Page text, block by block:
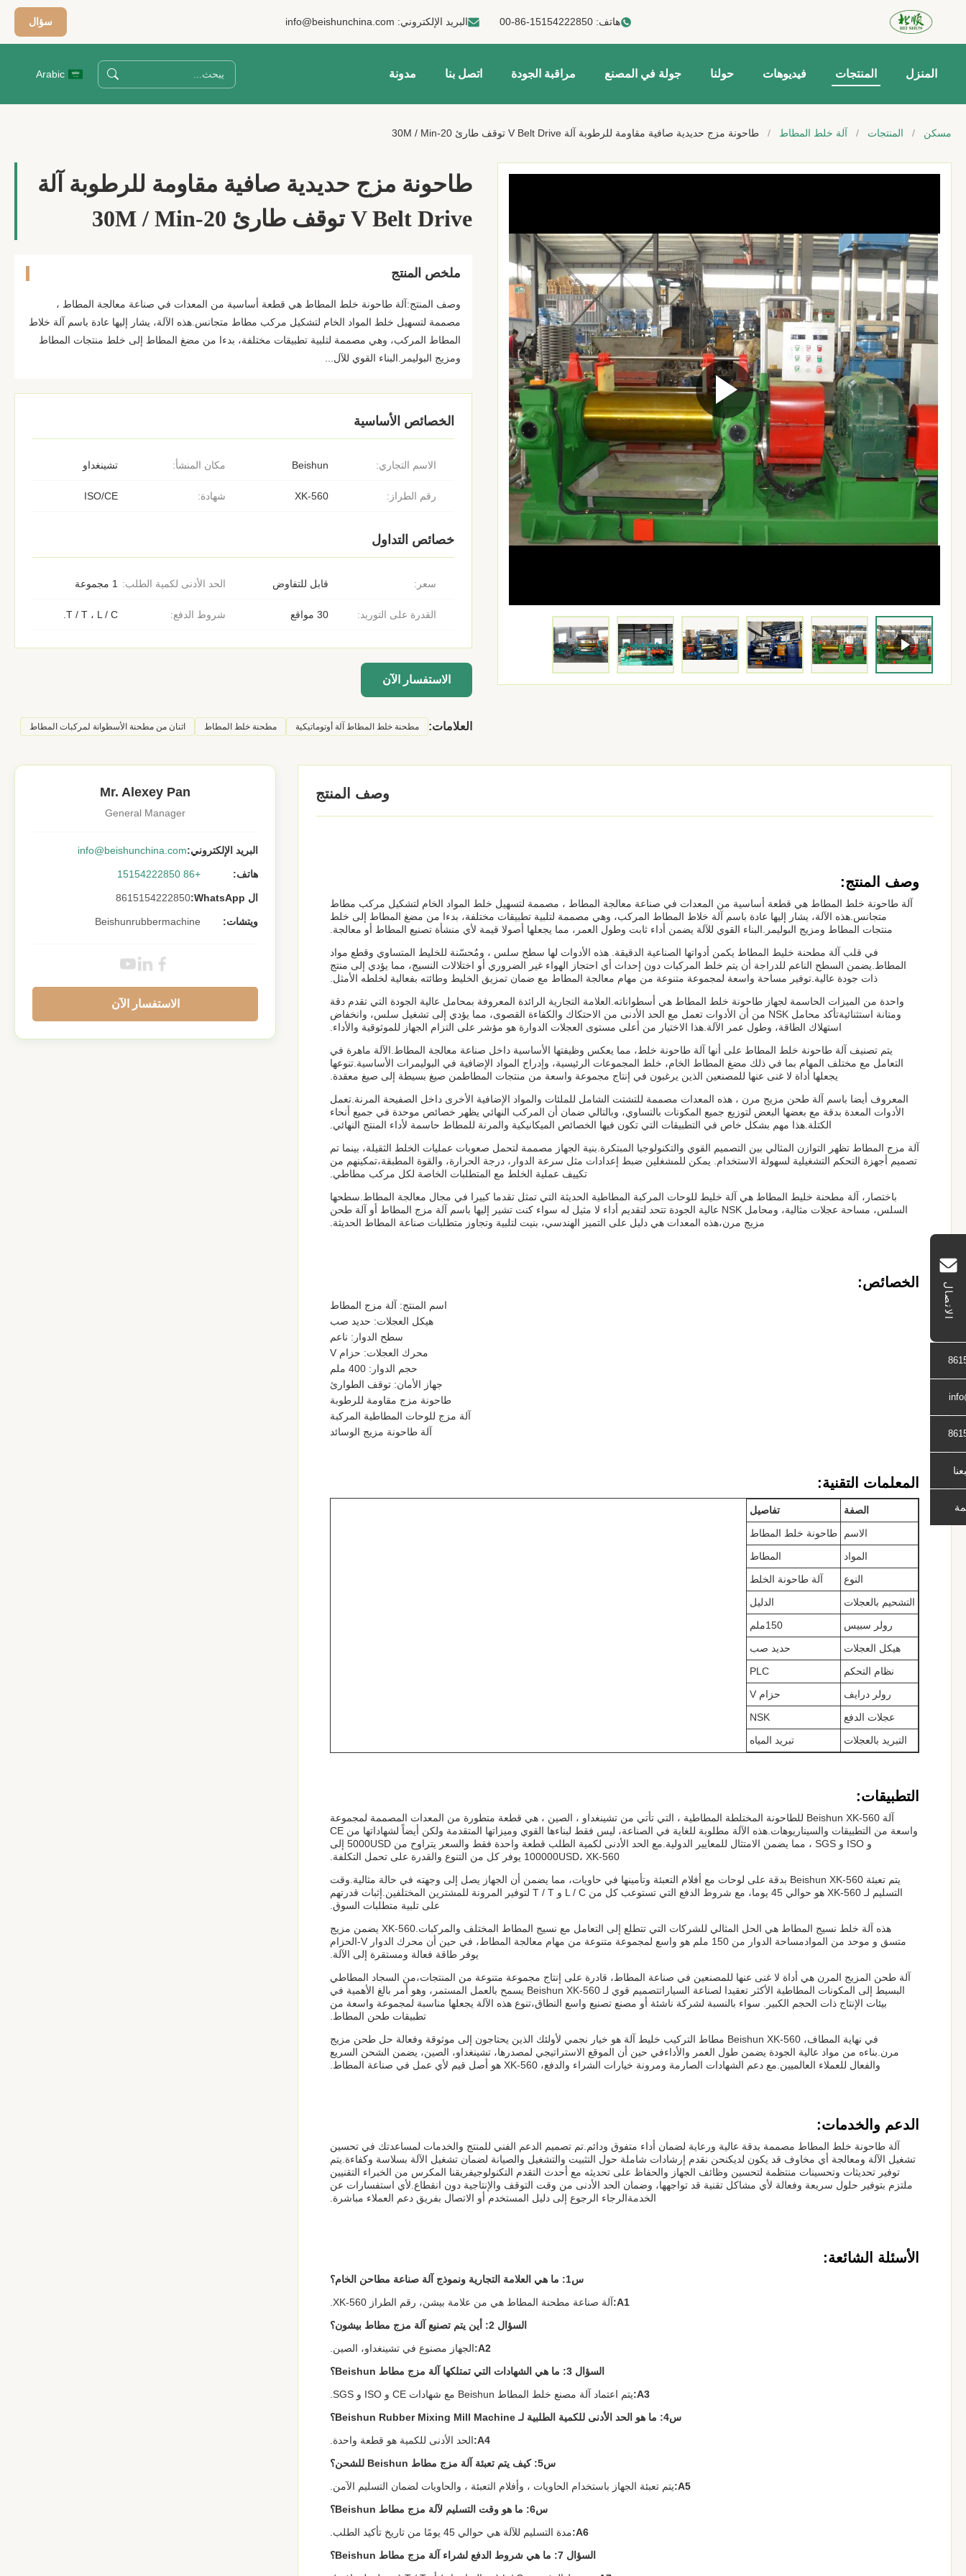
هاتف:00-86-15154222850 البريد الإلكتروني: info@beishunchina.com سؤال
المنزل المنتجات فيديوهات حولنا جولة في المصنع مراقبة الجودة اتصل بنا مدونة Arabic
الاتصال
مسكن / المنتجات / آلة خلط المطاط / طاحونة مزج حديدية صافية مقاومة للرطوبة آلة V Belt Drive توقف طارئ 20-30M / Min
طاحونة مزج حديدية صافية مقاومة للرطوبة آلة
V Belt Drive توقف طارئ 20-30M / Min
ملخص المنتج
وصف المنتج:آلة طاحونة خلط المطاط هي قطعة أساسية من المعدات في صناعة معالجة المطاط ،
مصممة لتسهيل خلط المواد الخام لتشكيل مركب مطاط متجانس.هذه الآلة، يشار إليها عادة باسم آلة خلاط
المطاط المركب، وهي مصممة لتلبية تطبيقات مختلفة، بدءا من مضغ المطاط إلى خلط منتجات المطاط
ومزيج البوليمر.البناء القوي للآل...
الخصائص الأساسية
مكان المنشأ: تشينغداو الاسم التجاري: Beishun
شهادة: ISO/CE رقم الطراز: XK-560
خصائص التداول
الحد الأدنى لكمية الطلب: 1 مجموعة سعر: قابل للتفاوض
شروط الدفع: T / T ، L / C. القدرة على التوريد: 30 مواقع
الاستفسار الآن
العلامات: مطحنة خلط المطاط آلة أوتوماتيكية مطحنة خلط المطاط اثنان من مطحنة الأسطوانة لمركبات المطاط
وصف المنتج
وصف المنتج:
آلة طاحونة خلط المطاط هي قطعة أساسية من المعدات في صناعة معالجة المطاط ، مصممة لتسهيل خلط المواد الخام لتشكيل مركب مطاط
متجانس.هذه الآلة، يشار إليها عادة باسم آلة خلاط المطاط المركب، وهي مصممة لتلبية تطبيقات مختلفة، بدءا من مضغ المطاط إلى خلط
منتجات المطاط ومزيج البوليمر.البناء القوي للآلة يضمن أداء ثابت وطول العمر، مما يجعلها أصولا قيمة لأي منشأة تصنيع المطاط أو معالجة.
في قلب آلة مطحنة خليط المطاط يكمن أدواتها الصناعية الدقيقة. هذه الأدوات لها سطح سلس ، ومُحسّنة للخليط المتساوي وقطع مواد
المطاط.يضمن السطح الناعم للدراجة أن يتم خلط المركبات دون إحداث أي احتجاز الهواء غير الضروري أو اختلالات النسيج، مما يؤدي إلى منتج
ذات جودة عالية.توفير مساحة واسعة لمجموعة متنوعة من مهام معالجة المطاط مع ضمان تمزيق الخليط وطائته بفعالية لخلطه الأمثل.
واحدة من الميزات الحاسمة لجهاز طاحونة خلط المطاط هي أسطواناته.العلامة التجارية الرائدة المعروفة بمحامل عالية الجودة التي تقدم دقة
ومتانة استثنائيةتأكد محامل NSK من أن الأدوات تعمل مع الحد الأدنى من الاحتكاك والكفاءة القصوى، مما يؤدي إلى تشغيل سلس، وانخفاض
استهلاك الطاقة، وطول عمر الآلة.هذا الاختيار من أعلى مستوى العجلات الدوارة هو مؤشر على التزام الجهاز للموثوقية والأداء.
يتم تصنيف آلة طاحونة خلط المطاط على أنها آلة طاحونة خلط، مما يعكس وظيفتها الأساسية داخل صناعة معالجة المطاط.الآلة ماهرة في
التعامل مع مختلف المهام بما في ذلك مضغ المطاط الخام، خلط المجموعات الرئيسية، وإدراج المواد الإضافية في البوليمرات الأساسية.تنوعها
يجعلها أداة لا غنى عنها للمصنعين الذين يرغبون في إنتاج مجموعة واسعة من منتجات المطاطمن صيغ بسيطة إلى صيغ معقدة.
المعروف أيضا باسم آلة طحن مزيج مرن ، هذه المعدات مصممة للتشتت الشامل للملئات والمواد الإضافية الأخرى داخل الصفيحة المرنة.تعمل
الأدوات المعدة بدقة مع بعضها البعض لتوزيع جميع المكونات بالتساوي، وبالتالي ضمان أن المركب النهائي يظهر خصائص موحدة في جميع أنحاء
الكتلة.هذا مهم بشكل خاص في التطبيقات التي تكون فيها الخصائص الميكانيكية والمرنة للمطاط حاسمة لأداء المنتج النهائي.
آلة مزج المطاط تظهر التوازن المثالي بين التصميم القوي والتكنولوجيا المبتكرة.بنية الجهاز مصممة لتحمل صعوبات عمليات الخلط الثقيلة، بينما تم
تصميم أجهزة التحكم التشغيلية لسهولة الاستخدام. يمكن للمشغلين ضبط إعدادات مثل سرعة الدوار، درجة الحرارة، والقوة المطبقة،تمكينهم من
تكييف عملية الخلط مع المتطلبات الخاصة لكل مركب مطاطي.
باختصار، آلة مطحنة خليط المطاط هي آلة خليط للوحات المركبة المطاطية الحديثة التي تمثل تقدما كبيرا في مجال معالجة المطاط.سطحها
السلس، مساحة عجلات مثالية، ومحامل NSK عالية الجودة تتحد لتقديم أداء لا مثيل له سواء كنت تشير إليها باسم آلة مزج المطاط أو آلة طحن
مزيج مرن،هذه المعدات هي دليل على التميز الهندسي، بنيت لتلبية وتجاوز متطلبات صناعة المطاط الحديثة.
الخصائص:
اسم المنتج: آلة مزج المطاط
هيكل العجلات: حديد صب
سطح الدوار: ناعم
محرك العجلات: حزام V
حجم الدوار: 400 ملم
جهاز الأمان: توقف الطوارئ
طاحونة مزج مقاومة للرطوبة
آلة مزج للوحات المطاطية المركبة
آلة طاحونة مزيج الوسائد
المعلمات التقنية:
الصفة
تفاصيل
الاسم
طاحونة خلط المطاط
المواد
المطاط
النوع
آلة طاحونة الخلط
التشحيم بالعجلات
الدليل
رولر سبيس
150ملم
هيكل العجلات
حديد صب
نظام التحكم
PLC
رولر درايف
حزام V
عجلات الدفع
NSK
التبريد بالعجلات
تبريد المياه
التطبيقات:
آلة Beishun XK-560 للطاحونة المختلطة المطاطية ، التي تأتي من تشينغداو ، الصين ، هي قطعة متطورة من المعدات المصممة لمجموعة
واسعة من التطبيقات والسيناريوهات.هذه الآلة مطلوبة للغاية في الصناعة، ليس فقط لبناءها القوي وميزاتها المتقدمة ولكن أيضاً لشهاداتها من CE
و ISO و SGS ، مما يضمن الامتثال للمعايير الدولية.مع الحد الأدنى لكمية الطلب قطعة واحدة فقط والسعر يتراوح من 5000USD إلى
100000USD، XK-560 يوفر كل من التنوع والقدرة على تحمل التكلفة.
يتم تعبئة Beishun XK-560 بدقة على لوحات مع أفلام التعبئة وتأمينها في حاويات، مما يضمن أن الجهاز يصل إلى وجهته في حالة مثالية.وقت
التسليم لـ XK-560 هو حوالي 45 يوما، مع شروط الدفع التي تستوعب كل من L / C و T / T لتوفير المرونة للمشترين المختلفين.إثبات قدرتهم
على تلبية متطلبات السوق.
هذه آلة خلط نسيج المطاط هي الحل المثالي للشركات التي تتطلع إلى التعامل مع نسيج المطاط المختلف والمركبات.XK-560 يضمن مزيج
متسق و موحد من الموادمساحة الدوار من 150 ملم هو واسع لمجموعة متنوعة من مهام معالجة المطاط، في حين أن محرك الدوار V-الحزام
يوفر طاقة فعالة ومستقرة إلى الآلة.
آلة طحن المزيج المرن هي أداة لا غنى عنها للمصنعين في صناعة المطاط، قادرة على إنتاج مجموعة متنوعة من المنتجات،من السجاد المطاطي
البسيط إلى المكونات المطاطية الأكثر تعقيدا لصناعة السياراتتصميم قوي لـ Beishun XK-560 يسمح بالعمل المستمر، وهو أمر بالغ الأهمية في
بيئات الإنتاج ذات الحجم الكبير. سواء بالنسبة لشركة ناشئة أو مصنع تصنيع واسع النطاق،تنوع هذه الآلة يجعلها مناسبة لمجموعة واسعة من
تطبيقات طحن المطاط.
في نهاية المطاف، Beishun XK-560 مطاط التركيب خليط آلة هو خيار نجمي لأولئك الذين يحتاجون إلى موثوقة وفعالة حل طحن مزيج
مرن.بناءه من مواد عالية الجودة يضمن طول العمر والأداءفي حين أن الموقع الاستراتيجي لمصدرها، تشينغداو، الصين، يضمن الشحن السريع
والفعال للعملاء العالميين.مع دعم الشهادات الصارمة ومرونة خيارات الشراء والدفع، XK-560 هو أصل قيم لأي عمل في صناعة المطاط.
الدعم والخدمات:
آلة طاحونة خلط المطاط مصممة بدقة عالية ورعاية لضمان أداء متفوق ودائم.تم تصميم الدعم الفني للمنتج والخدمات لمساعدتك في تحسين
تشغيل الآلة ومعالجة أي مخاوف قد يكون لديكنحن نقدم إرشادات شاملة حول التثبيت والتشغيل والصيانة لضمان تشغيل الآلة بسلاسة وكفاءة.يتم
توفير تحديثات وتحسينات منتظمة لتحسين وظائف الجهاز والحفاظ على تحديثه مع أحدث التقدم التكنولوجيفريقنا المكرس من الخبراء التقنيين
ملتزم بتوفير حلول سريعة وفعالة لأي مشاكل تقنية قد تواجهها، وضمان الحد الأدنى من وقت التوقف والإنتاجية دون انقطاع.لأي استفسارات عن
الخدمةالرجاء الرجوع إلى دليل المستخدم أو الاتصال بفريق دعم العملاء مباشرة.
الأسئلة الشائعة:
س1: ما هي العلامة التجارية ونموذج آلة صناعة مطاحن الخام؟
A1: آلة صناعة مطحنة المطاط هي من علامة بيشن، رقم الطراز XK-560.
السؤال 2: أين يتم تصنيع آلة مزج مطاط بيشون؟
A2: الجهاز مصنوع في تشينغداو، الصين.
السؤال 3: ما هي الشهادات التي تمتلكها آلة مزج مطاط Beishun؟
A3: يتم اعتماد آلة مصنع خلط المطاط Beishun مع شهادات CE و ISO و SGS.
س4: ما هو الحد الأدنى للكمية الطلبية لـ Beishun Rubber Mixing Mill Machine؟
A4: الحد الأدنى للكمية هو قطعة واحدة.
س5: كيف يتم تعبئة آلة مزج مطاط Beishun للشحن؟
A5: يتم تعبئة الجهاز باستخدام الحاويات ، وأفلام التعبئة ، والحاويات لضمان التسليم الآمن.
س6: ما هو وقت التسليم لآلة مزج مطاط Beishun؟
A6: مدة التسليم للآلة هي حوالي 45 يومًا من تاريخ تأكيد الطلب.
السؤال 7: ما هي شروط الدفع لشراء آلة مزج مطاط Beishun؟
Mr. Alexey Pan
General Manager
البريد الإلكتروني:info@beishunchina.com
هاتف: +86 15154222850
ال WhatsApp: 8615154222850
ويتشات: Beishunrubbermachine
الاستفسار الآن